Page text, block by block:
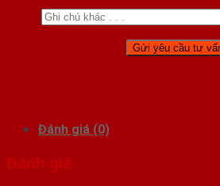
Đánh giá (0)
Đánh giá